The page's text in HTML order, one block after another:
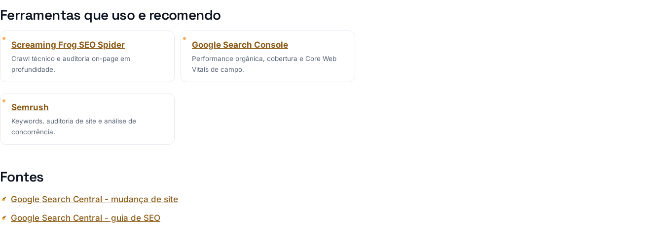
Ferramentas que uso e recomendo
Screaming Frog SEO Spider
Crawl técnico e auditoria on-page em
profundidade.
Google Search Console
Performance orgânica, cobertura e Core Web
Vitals de campo.
Semrush
Keywords, auditoria de site e análise de
concorrência.
Fontes
Google Search Central - mudança de site
Google Search Central - guia de SEO